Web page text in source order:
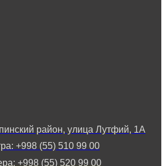
район, улица Лутфий, 1А
+998 (55) 510 99 00
+998 (55) 520 99 00